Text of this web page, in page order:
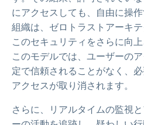
にアクセスしても、自由に操
組織は、ゼロトラストアーキ
このセキュリティをさらに向
このモデルでは、ユーザーの
定で信頼されることがなく、
アクセスが取り消されます。
さらに、リアルタイムの監視